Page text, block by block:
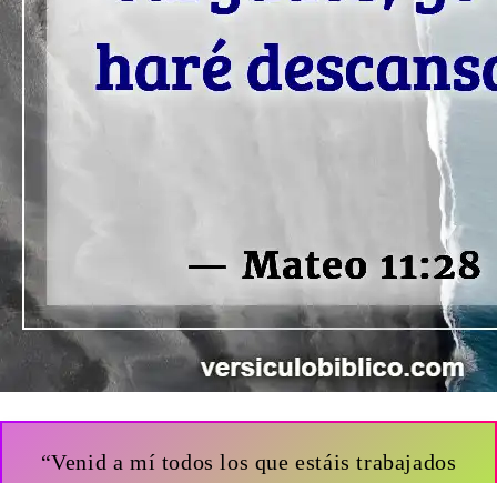
“Venid a mí todos los que estáis trabajados